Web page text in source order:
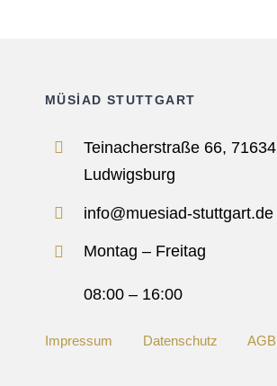
MÜSİAD STUTTGART
Teinacherstraße 66, 71634
Ludwigsburg
info@muesiad-stuttgart.de
Montag – Freitag
08:00 – 16:00
Impressum Datenschutz AGB